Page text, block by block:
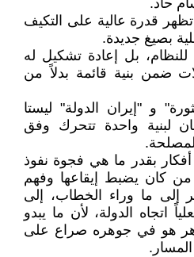
حاد.
التجربة الإيرانية منذ 1979 تظهر قدرة عالية على التكيف
بصيغ جديدة.
بل إعادة تشكيل له
ضمن بنية قائمة بدلاً من
و "إيران الدولة" ليستا
لبنية واحدة تتحرك وفق
بقدر ما هي فجوة نفوذ
كان يضبط إيقاعها وفهم
إلى ما وراء الخطاب، إلى
اتجاه الدولة، لأن ما يبدو
هو في جوهره صراع على